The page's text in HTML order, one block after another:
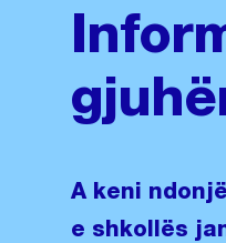
A keni
e shkollës